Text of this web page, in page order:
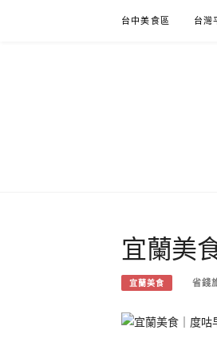
台中美食區 台灣
宜蘭美
宜蘭美食 省錢